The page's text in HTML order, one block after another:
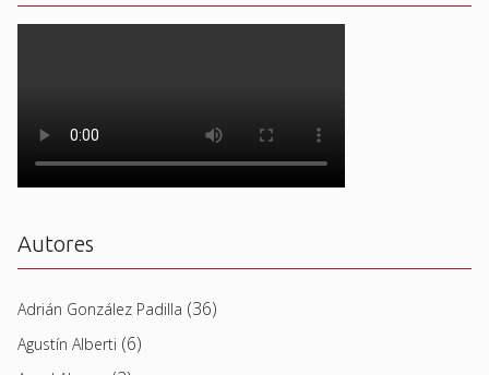
Autores
Adrián González Padilla (36)
Agustín Alberti (6)